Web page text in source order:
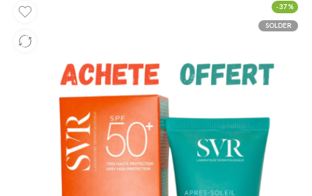
-37%
SOLDER